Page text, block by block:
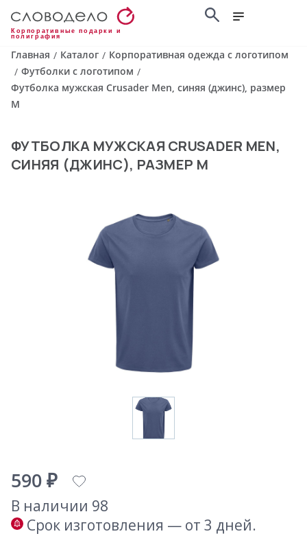
Корпоративные подарки и
полиграфия
Главная / Каталог / Корпоративная одежда с логотипом
/ Футболки с логотипом /
Футболка мужская Crusader Men, синяя (джинс), размер
M
ФУТБОЛКА МУЖСКАЯ CRUSADER MEN,
СИНЯЯ (ДЖИНС), РАЗМЕР M
590 ₽
В наличии 98
Срок изготовления — от 3 дней.